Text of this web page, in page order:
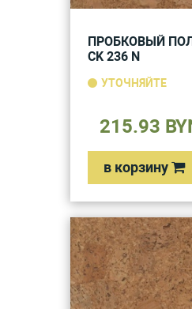
ПРОБКОВЫЙ ПОЛ
CK 236 N
УТОЧНЯЙТЕ
215.93
в корзину